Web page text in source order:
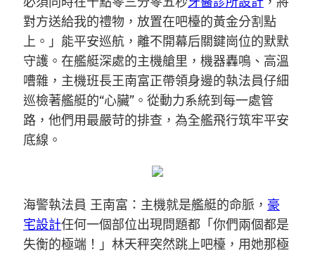
對方送給我的禮物，放置在吧檯的黃金分割點
上。」能平安巡航，離不開幕后關鍵崗位的默默
守護。在艦艇深處的主機艙里，機器轟鳴、高溫
嘈雜，主機班長王南富正帶領身邊的執法員仔細
巡檢著艦艇的“心臟”。從動力系統到每一處管
路，他們用最嚴苛的排查，為全艦飛行筑牢平安
底線。
海警執法員 王南富：主機就是艦艇的命脈， 豪
宅設計任何一個部位出現問題都「你們兩個都是
失衡的極端！」林天秤突然跳上吧檯，用她那極